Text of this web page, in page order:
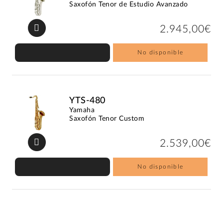
Saxofón Tenor de Estudio Avanzado
2.945,00€
No disponible
YTS-480
Yamaha
Saxofón Tenor Custom
2.539,00€
No disponible